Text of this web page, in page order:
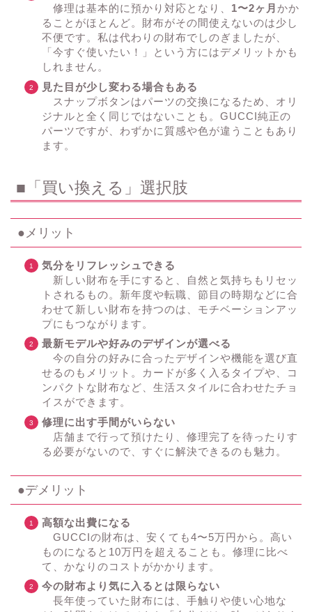
修理は基本的に預かり対応となり、 1〜2ヶ月 かか
ることがほとんど。財布がその間使えないのは少し
不便です。私は代わりの財布でしのぎましたが、
「今すぐ使いたい！」という方にはデメリットかも
しれません。
見た目が少し変わる場合もある
スナップボタンはパーツの交換になるため、オリ
ジナルと全く同じではないことも。GUCCI純正の
パーツですが、わずかに質感や色が違うこともあり
ます。
■「買い換える」選択肢
●メリット
気分をリフレッシュできる
新しい財布を手にすると、自然と気持ちもリセッ
トされるもの。新年度や転職、節目の時期などに合
わせて新しい財布を持つのは、モチベーションアッ
プにもつながります。
最新モデルや好みのデザインが選べる
今の自分の好みに合ったデザインや機能を選び直
せるのもメリット。カードが多く入るタイプや、コ
ンパクトな財布など、生活スタイルに合わせたチョ
イスができます。
修理に出す手間がいらない
店舗まで行って預けたり、修理完了を待ったりす
る必要がないので、すぐに解決できるのも魅力。
●デメリット
高額な出費になる
GUCCIの財布は、安くても4〜5万円から。高い
ものになると10万円を超えることも。修理に比べ
て、かなりのコストがかかります。
今の財布より気に入るとは限らない
長年使っていた財布には、手触りや使い心地な